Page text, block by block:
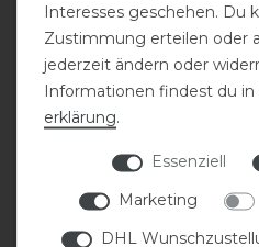
Lammfell Streichkappe
Interesses geschehen. Du
Zustimmung erteilen oder
jederzeit ändern oder
Informationen findest du in
erklärung.
Essenziell
Marketing
DHL